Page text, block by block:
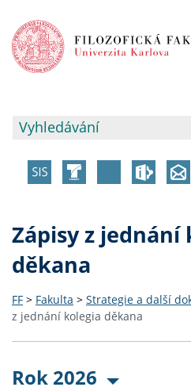
Zápisy z jednání
děkana
FF > Fakulta > Strategie a další
z jednání kolegia děkana
Rok 2026